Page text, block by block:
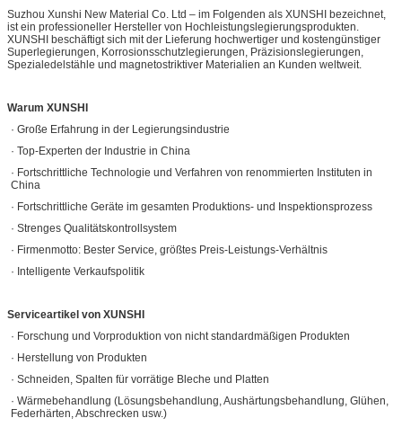
Suzhou Xunshi New Material Co. Ltd – im Folgenden als XUNSHI bezeichnet,
ist ein professioneller Hersteller von Hochleistungslegierungsprodukten.
XUNSHI beschäftigt sich mit der Lieferung hochwertiger und kostengünstiger
Superlegierungen, Korrosionsschutzlegierungen, Präzisionslegierungen,
Spezialedelstähle und magnetostriktiver Materialien an Kunden weltweit.
Warum XUNSHI
· Große Erfahrung in der Legierungsindustrie
· Top-Experten der Industrie in China
· Fortschrittliche Technologie und Verfahren von renommierten Instituten in
China
· Fortschrittliche Geräte im gesamten Produktions- und Inspektionsprozess
· Strenges Qualitätskontrollsystem
· Firmenmotto: Bester Service, größtes Preis-Leistungs-Verhältnis
· Intelligente Verkaufspolitik
Serviceartikel von XUNSHI
· Forschung und Vorproduktion von nicht standardmäßigen Produkten
· Herstellung von Produkten
· Schneiden, Spalten für vorrätige Bleche und Platten
· Wärmebehandlung (Lösungsbehandlung, Aushärtungsbehandlung, Glühen,
Federhärten, Abschrecken usw.)